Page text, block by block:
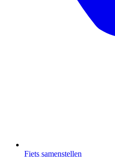
Fiets samenstellen